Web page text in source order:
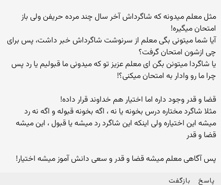
مثل معلم میدونه که شاگرداش آخر سال چند مرده حریفن ولی باز
امتحان میگیره!
آیا شما میتونی بگی معلم از سرنوشت شاگرداش خبر داشت، پس برای
چی ازشون امتحان گرفت؟
یا شاگردا میتونن بگن ای معلم عزیز تو که میدونی ما قبولیم یا رد پس
چرا ما رو وادار به امتحان میکنی؟!
قضا و قدر وجود داره اما اختیار هم خداوند قرار داده!
مثلا شاگرد مختاره درس بخونه یا نه ، اگه بخونه قبوله و اگه نه رد
میشه این اختیاره ولی اینکه این شاگرد رد میشه یا قبول ، این میشه
قضا و قدر
پس آگاهی معلم میشه قضا و قدر و سعی دانش آموز میشه اختیار!
پاسخ بازگفت